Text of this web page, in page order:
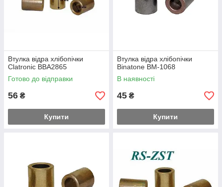
Втулка відра хлібопічки
Clatronic BBA2865
Готово до відправки
56 ₴
Купити
Втулка відра хлібопічки
Binatone BM-1068
В наявності
45 ₴
Купити